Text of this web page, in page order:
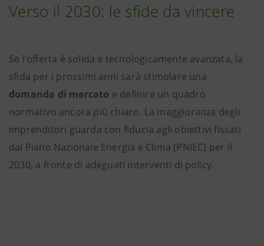
Verso il 2030: le sfide da vincere
Se l’offerta è solida e tecnologicamente avanzata, la
sfida per i prossimi anni sarà stimolare una
domanda di mercato e definire un quadro
normativo ancora più chiaro. La maggioranza degli
imprenditori guarda con fiducia agli obiettivi fissati
dal Piano Nazionale Energia e Clima (PNIEC) per il
2030, a fronte di adeguati interventi di policy.